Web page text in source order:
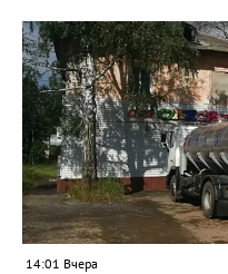
повышение
схем, исполнителю нужно
строительству и
оценив размер вложений, а
бесхозных объектов и
сферы городского
«Златоуст.инфо» сообщал о
вопроса была почти в три
486 рублей, а в списке
системы ливнёвок.
14:01 Вчера